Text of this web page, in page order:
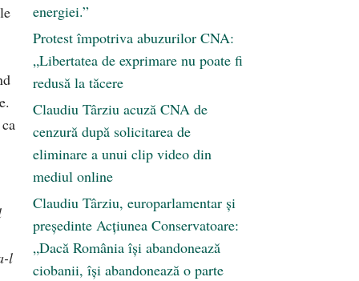
l
energiei.”
Protest împotriva abuzurilor CNA:
„Libertatea de exprimare nu poate fi
redusă la tăcere
Claudiu Târziu acuză CNA de
cenzură după solicitarea de
eliminare a unui clip video din
mediul online
Claudiu Târziu, europarlamentar și
președinte Acțiunea Conservatoare:
„Dacă România își abandonează
ciobanii, își abandonează o parte